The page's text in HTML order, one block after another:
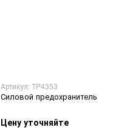
Артикул: TP4353
Силовой предохранитель
Цену уточняйте